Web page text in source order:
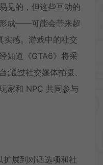
见的，但这些互动的
成——可能会带来超
实感。游戏中的社交
知道《GTA6》将采
;通过社交媒体拍摄、
家和 NPC 共同参与
扩展到对话选项和社